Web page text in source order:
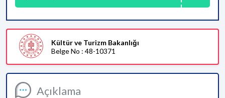
Açıklama
Kültür ve Turizm Bakanlığı
Belge No : 48-10371